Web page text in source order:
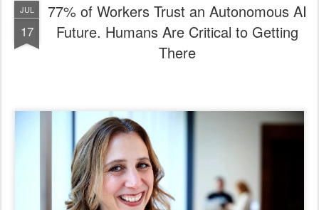
JUL
17
77% of Workers Trust an Autonomous AI
Future. Humans Are Critical to Getting
There